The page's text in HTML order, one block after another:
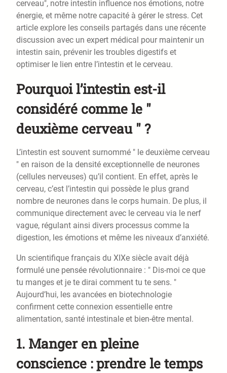
cerveau", notre intestin influence nos émotions, notre
énergie, et même notre capacité à gérer le stress. Cet
article explore les conseils partagés dans une récente
discussion avec un expert médical pour maintenir un
intestin sain, prévenir les troubles digestifs et
optimiser le lien entre l’intestin et le cerveau.
Pourquoi l’intestin est-il
considéré comme le "
deuxième cerveau " ?
L’intestin est souvent surnommé " le deuxième cerveau
" en raison de la densité exceptionnelle de neurones
(cellules nerveuses) qu’il contient. En effet, après le
cerveau, c’est l’intestin qui possède le plus grand
nombre de neurones dans le corps humain. De plus, il
communique directement avec le cerveau via le nerf
vague, régulant ainsi divers processus comme la
digestion, les émotions et même les niveaux d’anxiété.
Un scientifique français du XIXe siècle avait déjà
formulé une pensée révolutionnaire : " Dis-moi ce que
tu manges et je te dirai comment tu te sens. "
Aujourd’hui, les avancées en biotechnologie
confirment cette connexion essentielle entre
alimentation, santé intestinale et bien-être mental.
1. Manger en pleine
conscience : prendre le temps